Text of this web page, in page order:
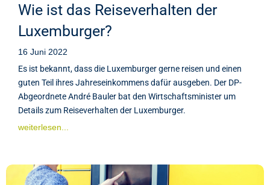
Wie ist das Reiseverhalten der
Luxemburger?
16 Juni 2022
Es ist bekannt, dass die Luxemburger gerne reisen und einen
guten Teil ihres Jahreseinkommens dafür ausgeben. Der DP-
Abgeordnete André Bauler bat den Wirtschaftsminister um
Details zum Reiseverhalten der Luxemburger.
weiterlesen...